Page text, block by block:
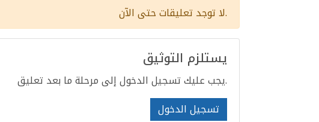
لا توجد تعليقات حتى الآن.
يستلزم التوثيق
يجب عليك تسجيل الدخول إلى مرحلة ما بعد تعليق.
تسجيل الدخول